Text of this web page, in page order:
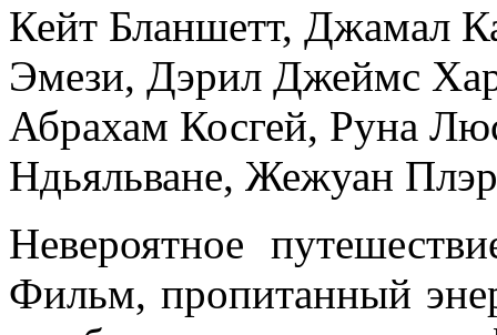
Кейт Бланшетт, Джамал
Эмези, Дэрил Джеймс
Абрахам Косгей, Руна
Ндьяльване, Жежуан Плэр
Невероятное
Фильм, пропитанный